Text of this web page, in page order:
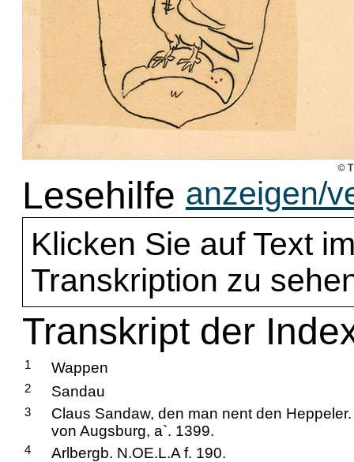
Lesehilfe anzeigen/
Klicken Sie auf Text
Transkription zu
Transkript der
1 Wappen
2 Sandau
3
Claus Sandaw, den man nent den Heppeler.
von Augsburg, a`. 1399.
4 Arlbergb. N.OE.L.A f. 190.